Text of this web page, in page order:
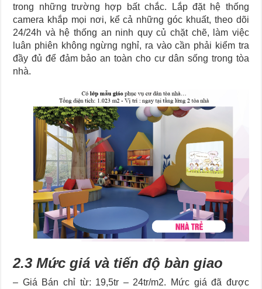
trong những trường hợp bất chắc. Lắp đặt hệ thống
camera khắp mọi nơi, kể cả những góc khuất, theo dõi
24/24h và hệ thống an ninh quy củ chặt chẽ, làm việc
luân phiên không ngừng nghỉ, ra vào cần phải kiểm tra
đầy đủ để đảm bảo an toàn cho cư dân sống trong tòa
nhà.
2.3 Mức giá và tiến độ bàn giao
– Giá Bán chỉ từ: 19,5tr – 24tr/m2. Mức giá đã được